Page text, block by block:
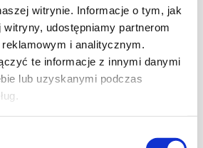
witrynie. Informacje o tym, jak
udostępniamy partnerom
i analitycznym.
te informacje z innymi danymi
lub uzyskanymi podczas